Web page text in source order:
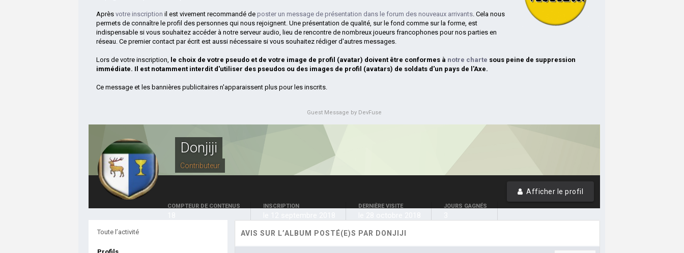
Aprèsvotre inscription il est vivement recommandé de poster un message de présentation dans le forum des nouveaux arrivants . Cela nous
permets de connaître le profil des personnes qui nous rejoignent. Une présentation de qualité, sur le fond comme sur la forme, est
indispensable si vous souhaitez accéder à notre serveur audio, lieu de rencontre de nombreux joueurs francophones pour nos parties en
réseau. Ce premier contact par écrit est aussi nécessaire si vous souhaitez rédiger d'autres messages.
Lors de votre inscription, le choix de votre pseudo et de votre image de profil (avatar) doivent être conformes à notre charte sous peine de suppression
immédiate. Il est notamment interdit d'utiliser des pseudos ou des images de profil (avatars) de soldats d'un pays de l'Axe.
Ce message et les bannières publicitaires n'apparaissent plus pour les inscrits.
Guest Message by DevFuse
Donjiji
Contributeur
Afficher le profil
COMPTEUR DE CONTENUS INSCRIPTION DERNIÈRE VISITE JOURS GAGNÉS
Toute l’activité AVIS SUR L’ALBUM POSTÉ(E)S PAR DONJIJI